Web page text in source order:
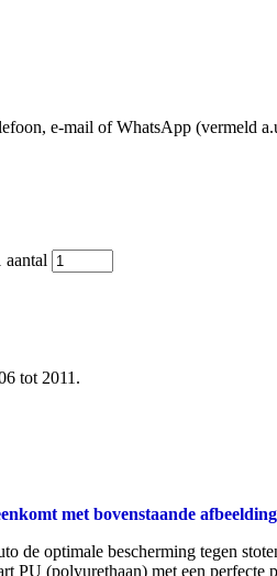
e-mail of WhatsApp (vermeld
aantal
tot 2011.
met bovenstaande afbeelding
de optimale bescherming tegen
PU (polyurethaan) met een perfecte